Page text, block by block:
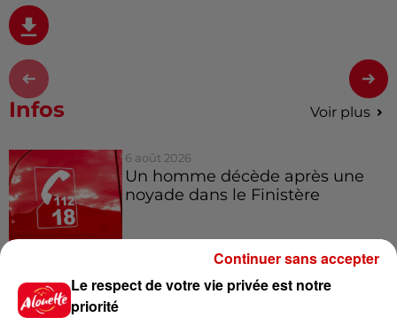
Infos Voir plus
6 août 2026
Un homme décède après une
noyade dans le Finistère
Vendre un chiot en animalerie
Le respect de votre vie privée est notre
priorité
Continuer sans accepter